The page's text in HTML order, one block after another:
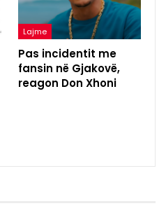
Lajme
Pas incidentit me
fansin në Gjakovë,
reagon Don Xhoni